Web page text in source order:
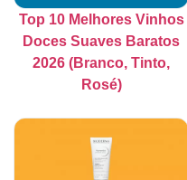
Top 10 Melhores Vinhos
Doces Suaves Baratos
2026 (Branco, Tinto,
Rosé)